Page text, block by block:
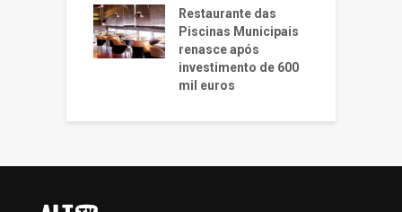
Restaurante das
Piscinas Municipais
renasce após
investimento de 600
mil euros